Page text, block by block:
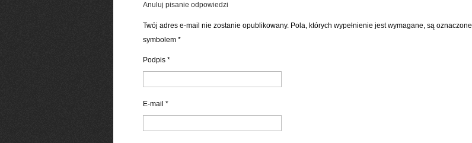
Anuluj pisanie odpowiedzi
Twój adres e-mail nie zostanie opublikowany. Pola, których wypełnienie jest wymagane, są oznaczone
symbolem *
Podpis *
E-mail *